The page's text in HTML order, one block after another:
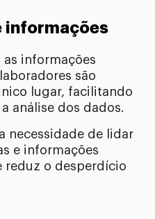
informações
informações
são
lugar, facilitando
análise dos dados.
necessidade de lidar
e informações
reduz o desperdício